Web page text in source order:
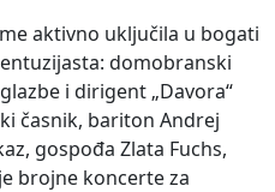
aktivno uključila u bogati
domobranski
i dirigent „Davora“
časnik, bariton Andrej
gospođa Zlata Fuchs,
brojne koncerte za